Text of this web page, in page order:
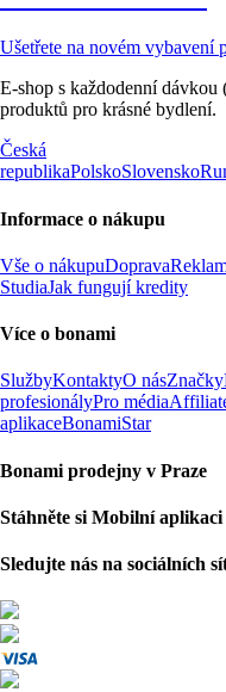
Ušetřete na novém vybavení
E-shop s každodenní dávkou
produktů pro krásné bydlení.
Česká
republikaPolskoSlovensko
Informace o nákupu
Vše o nákupuDoprava
StudiaJak fungují kredity
Více o bonami
SlužbyKontaktyO násZnačky
profesionályPro média
aplikaceBonamiStar
Bonami prodejny v Praze
Stáhněte si Mobilní aplikaci
Sledujte nás na sociálních